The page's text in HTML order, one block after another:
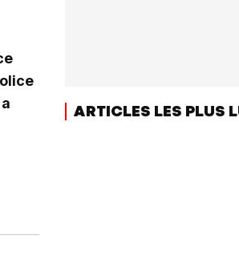
ARTICLES LES PLUS